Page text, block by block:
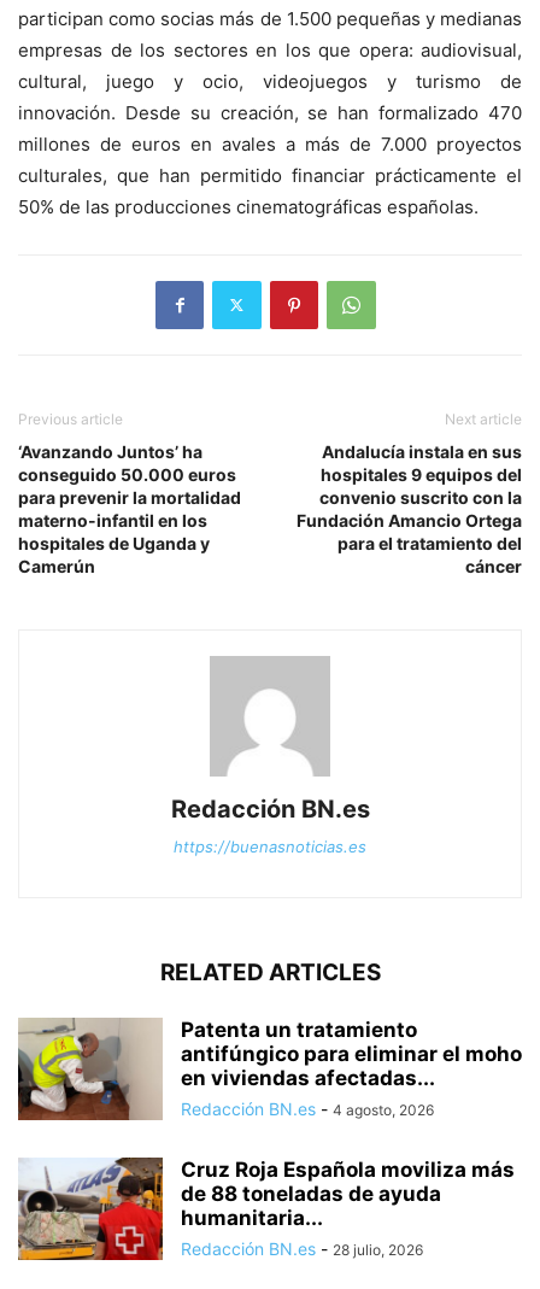
participan como socias más de 1.500 pequeñas y medianas
empresas de los sectores en los que opera: audiovisual,
cultural, juego y ocio, videojuegos y turismo de
innovación. Desde su creación, se han formalizado 470
millones de euros en avales a más de 7.000 proyectos
culturales, que han permitido financiar prácticamente el
50% de las producciones cinematográficas españolas.
Previous article
‘Avanzando Juntos’ ha
conseguido 50.000 euros
para prevenir la mortalidad
materno-infantil en los
hospitales de Uganda y
Camerún
Next article
Andalucía instala en sus
hospitales 9 equipos del
convenio suscrito con la
Fundación Amancio Ortega
para el tratamiento del
cáncer
Redacción BN.es
https://buenasnoticias.es
RELATED ARTICLES
Patenta un tratamiento
antifúngico para eliminar el moho
en viviendas afectadas...
Redacción BN.es - 4 agosto, 2026
Cruz Roja Española moviliza más
de 88 toneladas de ayuda
humanitaria...
Redacción BN.es - 28 julio, 2026